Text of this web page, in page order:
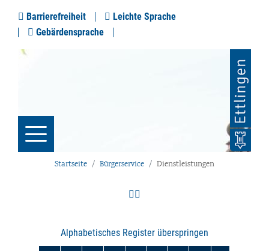
Barrierefreiheit
Leichte Sprache
Gebärdensprache
Startseite Bürgerservice Dienstleistungen
Alphabetisches Register überspringen